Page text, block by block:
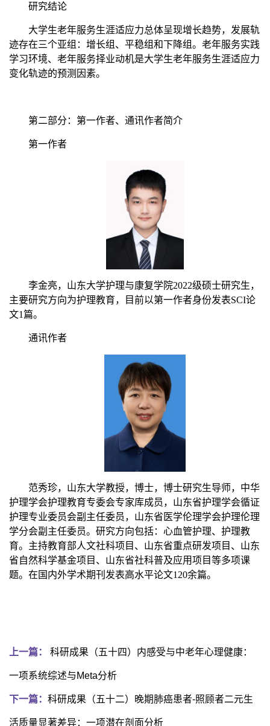
研究结论
大学生老年服务生涯适应力总体呈现增长趋势，发展轨
迹存在三个亚组：增长组、平稳组和下降组。老年服务实践
学习环境、老年服务择业动机是大学生老年服务生涯适应力
变化轨迹的预测因素。
第二部分：第一作者、通讯作者简介
第一作者
李金亮，山东大学护理与康复学院2022级硕士研究生，
主要研究方向为护理教育，目前以第一作者身份发表SCI论
文1篇。
通讯作者
范秀珍，山东大学教授，博士，博士研究生导师，中华
护理学会护理教育专委会专家库成员，山东省护理学会循证
护理专业委员会副主任委员，山东省医学伦理学会护理伦理
学分会副主任委员。研究方向包括：心血管护理、护理教
育。主持教育部人文社科项目、山东省重点研发项目、山东
省自然科学基金项目、山东省社科普及应用项目等多项课
题。在国内外学术期刊发表高水平论文120余篇。
上一篇： 科研成果（五十四）内感受与中老年心理健康：
一项系统综述与Meta分析
下一篇： 科研成果（五十二）晚期肺癌患者-照顾者二元生
活质量显著差异：一项潜在剖面分析